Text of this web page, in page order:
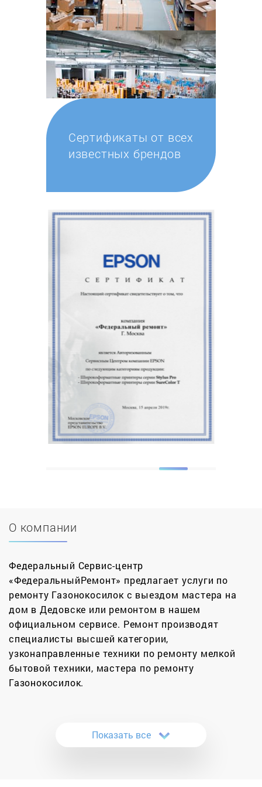
Сертификаты от всех
известных брендов
О компании
Федеральный Сервис-центр
«ФедеральныйРемонт» предлагает услуги по
ремонту Газонокосилок с выездом мастера на
дом в Дедовске или ремонтом в нашем
официальном сервисе. Ремонт производят
специалисты высшей категории,
узконаправленные техники по ремонту мелкой
бытовой техники, мастера по ремонту
Газонокосилок.
и качественный ремонт садовой техники, для
этого вам необходимо лишь позвонить к нам,
Показать все